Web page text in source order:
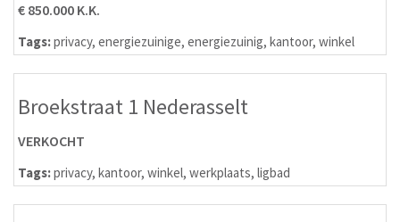
€ 850.000 K.K.
Tags:privacy, energiezuinige, energiezuinig, kantoor, winkel
Broekstraat 1 Nederasselt
VERKOCHT
Tags:privacy, kantoor, winkel, werkplaats, ligbad